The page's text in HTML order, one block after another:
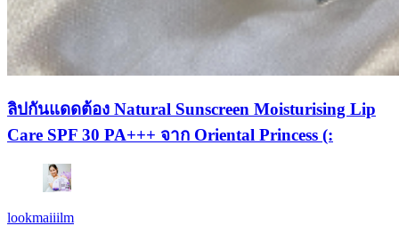
ลิปกันแดดต้อง Natural Sunscreen Moisturising Lip
Care SPF 30 PA+++ จาก Oriental Princess (:
lookmaiiilm